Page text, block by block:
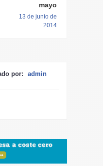
mayo
13 de junio de
2014
por: admin